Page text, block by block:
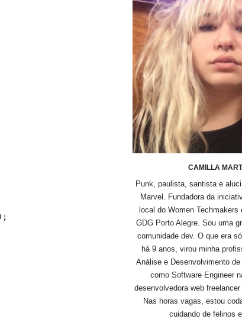
CAMILLA
Punk, paulista, santista e
Marvel. Fundadora da
local do Women Techmakers
GDG Porto Alegre. Sou uma
comunidade dev. O que era
há 9 anos, virou minha
Análise e Desenvolvimento
como Software Engineer
desenvolvedora web
Nas horas vagas, estou
cuidando de felinos